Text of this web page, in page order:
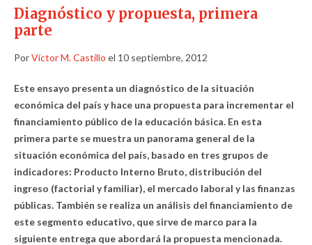
Diagnóstico y propuesta, primera
parte
PorVíctor M. Castillo el 10 septiembre, 2012
Este ensayo presenta un diagnóstico de la situación
económica del país y hace una propuesta para incrementar el
financiamiento público de la educación básica. En esta
primera parte se muestra un panorama general de la
situación económica del país, basado en tres grupos de
indicadores: Producto Interno Bruto, distribución del
ingreso (factorial y familiar), el mercado laboral y las finanzas
públicas. También se realiza un análisis del financiamiento de
este segmento educativo, que sirve de marco para la
siguiente entrega que abordará la propuesta mencionada.